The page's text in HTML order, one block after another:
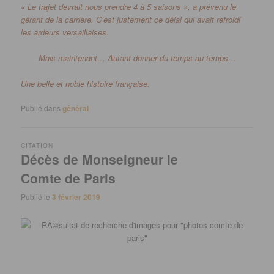
« Le trajet devrait nous prendre 4 à 5 saisons », a prévenu le
gérant de la carrière. C’est justement ce délai qui avait refroidi
les ardeurs versaillaises.
Mais maintenant… Autant donner du temps au temps…
Une belle et noble histoire française.
Publié dans général
Décès de Monseigneur le
Comte de Paris
CITATION
Publié le3 février 2019